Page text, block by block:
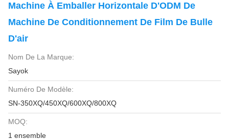
Machine À Emballer Horizontale D'ODM De
Machine De Conditionnement De Film De Bulle
D'air
Nom De La Marque:
Sayok
Numéro De Modèle:
SN-350XQ/450XQ/600XQ/800XQ
MOQ:
1 ensemble